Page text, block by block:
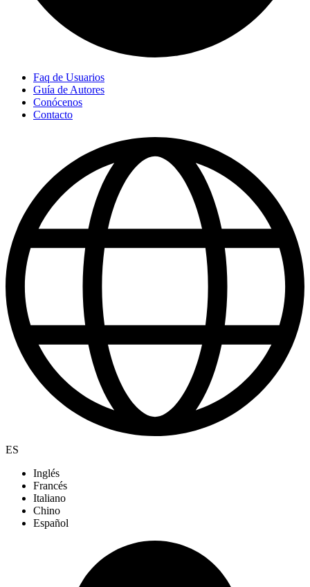
Faq de Usuarios
Guía de Autores
Conócenos
Contacto
ES
Inglés
Francés
Italiano
Chino
Español